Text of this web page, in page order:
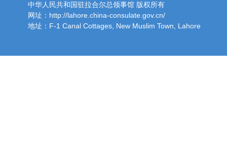
中华人民共和国驻拉合尔总领事馆 版权所有
网址：http://lahore.china-consulate.gov.cn/
地址：F-1 Canal Cottages, New Muslim Town, Lahore